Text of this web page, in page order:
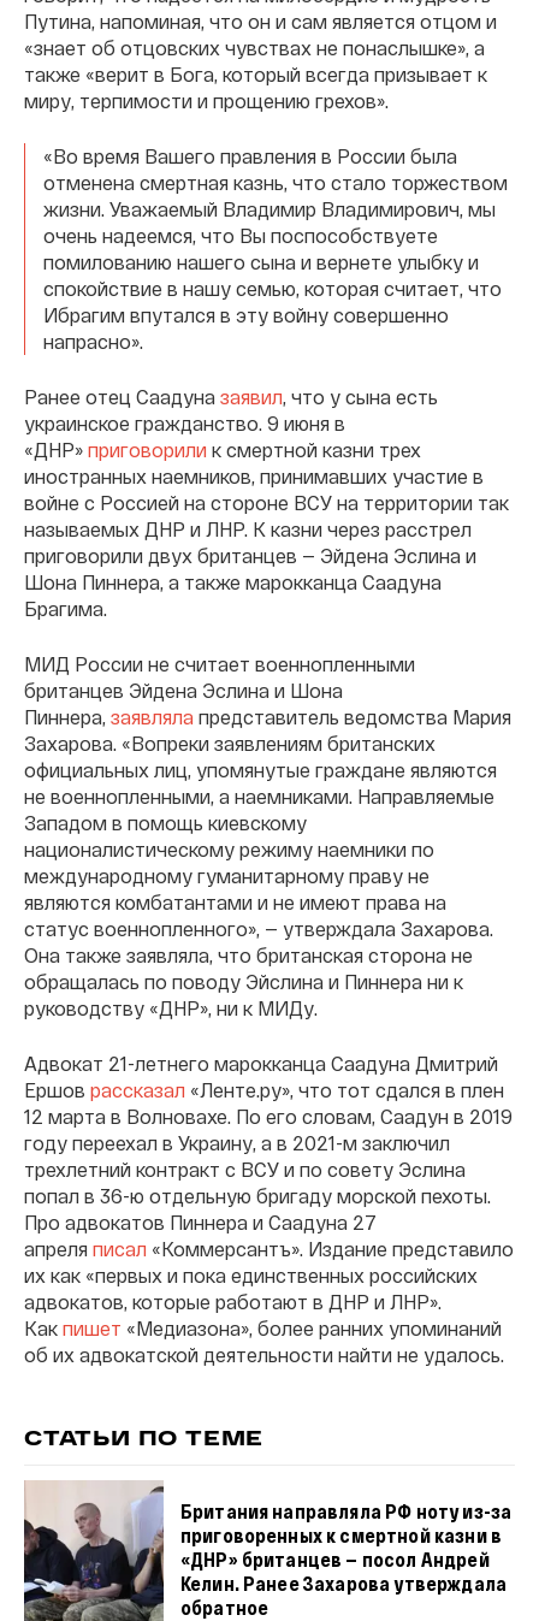
Путина, напоминая, что он и сам является отцом и
«знает об отцовских чувствах не понаслышке», а
также «верит в Бога, который всегда призывает к
миру, терпимости и прощению грехов».
«Во время Вашего правления в России была
отменена смертная казнь, что стало торжеством
жизни. Уважаемый Владимир Владимирович, мы
очень надеемся, что Вы поспособствуете
помилованию нашего сына и вернете улыбку и
спокойствие в нашу семью, которая считает, что
Ибрагим впутался в эту войну совершенно
напрасно».
Ранее отец Саадуна заявил, что у сына есть
украинское гражданство. 9 июня в
«ДНР» приговорили к смертной казни трех
иностранных наемников, принимавших участие в
войне с Россией на стороне ВСУ на территории так
называемых ДНР и ЛНР. К казни через расстрел
приговорили двух британцев — Эйдена Эслина и
Шона Пиннера, а также марокканца Саадуна
Брагима.
МИД России не считает военнопленными
британцев Эйдена Эслина и Шона
Пиннера, заявляла представитель ведомства Мария
Захарова. «Вопреки заявлениям британских
официальных лиц, упомянутые граждане являются
не военнопленными, а наемниками. Направляемые
Западом в помощь киевскому
националистическому режиму наемники по
международному гуманитарному праву не
являются комбатантами и не имеют права на
статус военнопленного», — утверждала Захарова.
Она также заявляла, что британская сторона не
обращалась по поводу Эйслина и Пиннера ни к
руководству «ДНР», ни к МИДу.
Адвокат 21-летнего марокканца Саадуна Дмитрий
Ершов рассказал «Ленте.ру», что тот сдался в плен
12 марта в Волновахе. По его словам, Саадун в 2019
году переехал в Украину, а в 2021-м заключил
трехлетний контракт с ВСУ и по совету Эслина
попал в 36-ю отдельную бригаду морской пехоты.
Про адвокатов Пиннера и Саадуна 27
апреля писал «Коммерсантъ». Издание представило
их как «первых и пока единственных российских
адвокатов, которые работают в ДНР и ЛНР».
Как пишет «Медиазона», более ранних упоминаний
об их адвокатской деятельности найти не удалось.
СТАТЬИ ПО ТЕМЕ
Британия направляла РФ ноту из-за
приговоренных к смертной казни в
«ДНР» британцев — посол Андрей
Келин. Ранее Захарова утверждала
обратное